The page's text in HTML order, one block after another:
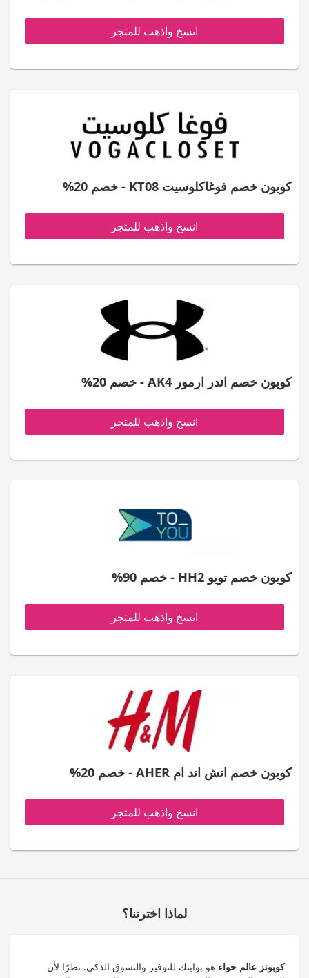
انسخ واذهب للمتجر
كوبون خصم فوغاكلوسيت KT08 - خصم 20%
انسخ واذهب للمتجر
كوبون خصم اندر ارمور AK4 - خصم 20%
انسخ واذهب للمتجر
كوبون خصم تويو HH2 - خصم 90%
انسخ واذهب للمتجر
كوبون خصم اتش اند ام AHER - خصم 20%
انسخ واذهب للمتجر
لماذا اخترتنا؟
كوبونز عالم حواء هو بوابتك للتوفير والتسوق الذكي. نظرًا لأن